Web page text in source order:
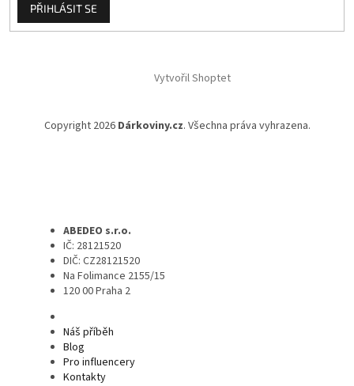
PŘIHLÁSIT SE
Vytvořil Shoptet
Copyright 2026 Dárkoviny.cz. Všechna práva vyhrazena.
ABEDEO s.r.o.
IČ: 28121520
DIČ: CZ28121520
Na Folimance 2155/15
120 00 Praha 2
Náš příběh
Blog
Pro influencery
Kontakty